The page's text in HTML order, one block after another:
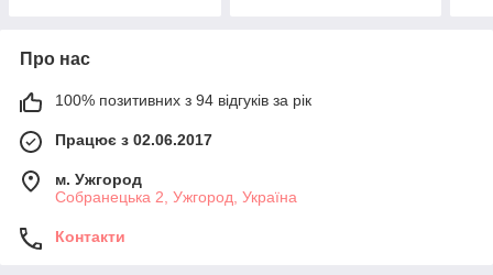
Про нас
100% позитивних з 94 відгуків за рік
Працює з 02.06.2017
м. Ужгород
Собранецька 2, Ужгород, Україна
Контакти